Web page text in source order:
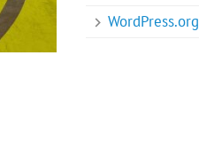
WordPress.org